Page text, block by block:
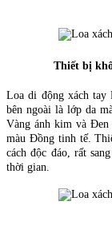
Thiết bị
Loa di động xách tay
bên ngoài là lớp da
Vàng ánh kim và
màu Đồng tinh tế.
cách độc đáo, rất
thời gian.